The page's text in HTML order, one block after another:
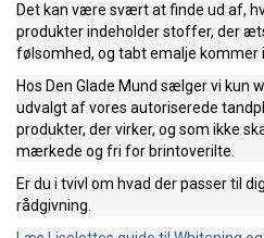
Det kan være svært at finde ud af,
produkter indeholder stoffer, der
følsomhed, og tabt emalje kommer
Hos Den Glade Mund sælger vi kun
udvalgt af vores autoriserede
produkter, der virker, og som ikke
mærkede og fri for brintoverilte.
Er du i tvivl om hvad der passer til
rådgivning.